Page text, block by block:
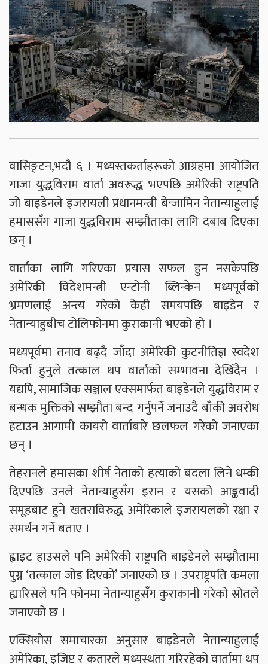
वासिङ्टन,भदौ ६ । मध्यस्तकर्ताहरूको आग्रहमा आयोजित
गाजा युद्धविराम वार्ता अवरूद्ध भएपछि अमेरिकी राष्ट्रपति
जो बाइडेनले इजरायली प्रधानमन्त्री बेन्जामिन नेतान्याहुलाई
हमाससँग गाजा युद्धविराम सम्झौताका लागि दबाब दिएका
छन् ।
वार्ताका लागि गरिएका प्रयास सफल हुन नसकेपछि
अमेरिकी विदेशमन्त्री एन्टोनी ब्लिन्केन मध्यपूर्वको
भ्रमणलाई अन्त्य गरेको केही समयपछि बाइडेन र
नेतान्याहुबीच टोलिफोनमा कुराकानी भएको हो ।
मध्यपूर्वमा तनाव बढ्दै जाँदा अमेरिकी कुटनीतिज्ञ स्वदेश
फिर्ता हुनुले तत्काल थप वार्ताको सम्भावना देखिँदैन ।
यद्यपि, सामाजिक सञ्जाल एक्समार्फत बाइडेनले युद्धविराम र
बन्धक मुक्तिको सम्झौता बन्द गर्नुपर्ने जनाउदै बाँकी अवरोध
हटाउन आगामी कायरो वार्ताबारे छलफल गरेको जनाएका
छन् ।
तेहरानले हमासका शीर्ष नेताको हत्याको बदला लिने धम्की
दिएपछि उनले नेतान्याहुसँग इरान र यसको आङ्कवादी
समूहबाट हुने खतराविरुद्ध अमेरिकाले इजरायलको रक्षा र
समर्थन गर्ने बताए ।
ह्वाइट हाउसले पनि अमेरिकी राष्ट्रपति बाइडेनले सम्झौतामा
पुग्न ‘तत्काल जोड दिएको’ जनाएको छ । उपराष्ट्रपति कमला
ह्यारिसले पनि फोनमा नेतान्याहुसँग कुराकानी गरेको स्रोतले
जनाएको छ ।
एक्सियोस समाचारका अनुसार बाइडेनले नेतान्याहुलाई
अमेरिका, इजिप्ट र कतारले मध्यस्थता गरिरहेको वार्तामा थप